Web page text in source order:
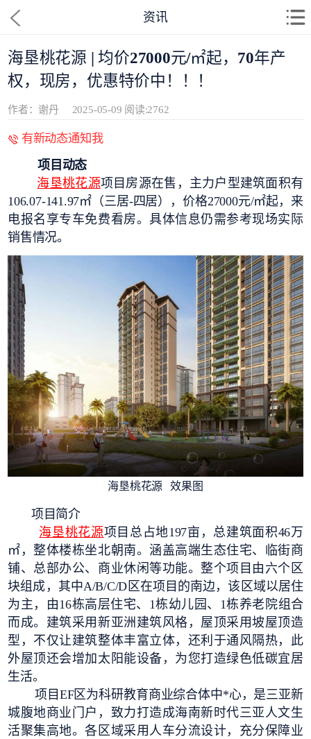
资讯
海垦桃花源 | 均价27000元/㎡起，70年产
权，现房，优惠特价中！！！
作者：谢丹 2025-05-09 阅读:2762
有新动态通知我
项目动态
海垦桃花源项目房源在售，主力户型建筑面积有
106.07-141.97㎡（三居-四居），价格27000元/㎡起，来
电报名享专车免费看房。具体信息仍需参考现场实际
销售情况。
海垦桃花源 效果图
项目简介
海垦桃花源项目总占地197亩，总建筑面积46万
㎡，整体楼栋坐北朝南。涵盖高端生态住宅、临街商
铺、总部办公、商业休闲等功能。整个项目由六个区
块组成，其中A/B/C/D区在项目的南边，该区域以居住
为主，由16栋高层住宅、1栋幼儿园、1栋养老院组合
而成。建筑采用新亚洲建筑风格，屋顶采用坡屋顶造
型，不仅让建筑整体丰富立体，还利于通风隔热，此
外屋顶还会增加太阳能设备，为您打造绿色低碳宜居
生活。
项目EF区为科研教育商业综合体中*心，是三亚新
城腹地商业门户，致力打造成海南新时代三亚人文生
活聚集高地。各区域采用人车分流设计，充分保障业